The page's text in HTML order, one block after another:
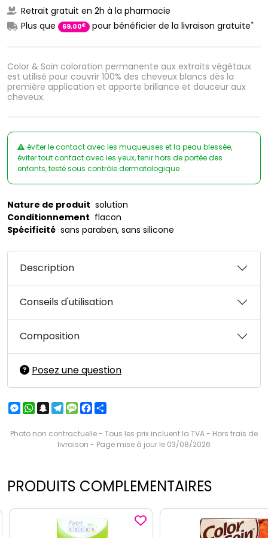
Color & Soin coloration permanente aux extraits végétaux
est utilisé pour couvrir 100% des cheveux blancs dès la
première application et apporte brillance et douceur aux
cheveux.
Retrait gratuit en 2h à la pharmacie
Plus que
69,00€ pour bénéficier de la livraison gratuite*
éviter le contact avec les muqueuses et la peau blessée,
éviter tout contact avec les yeux, tenir hors de portée des
enfants, testé sous contrôle dermatologique
Nature de produit solution
Conditionnement flacon
Spécificité sans paraben, sans silicone
Description
Conseils d'utilisation
Composition
Posez une question
Messenger
WhatsApp
Snapchat
Telegram
MessageFacebook
Photo non contractuelle - Tous les prix incluent la TVA - Hors frais de
livraison - Page mise à jour le 03/08/2026
PRODUITS COMPLEMENTAIRES